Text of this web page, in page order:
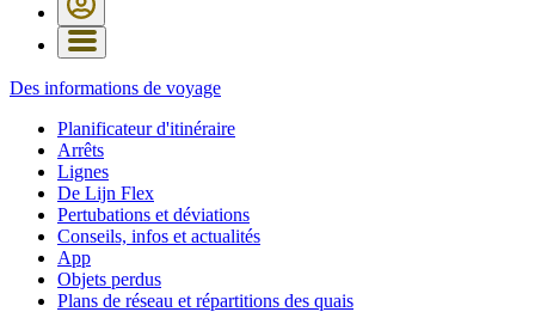
Des informations de voyage
Planificateur d'itinéraire
Arrêts
Lignes
De Lijn Flex
Pertubations et déviations
Conseils, infos et actualités
App
Objets perdus
Plans de réseau et répartitions des quais